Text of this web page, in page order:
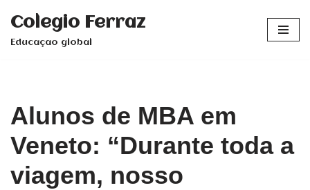
Pular
Colegio Ferraz
Educaçao global
Alunos de MBA em
Veneto: “Durante toda a
viagem, nosso